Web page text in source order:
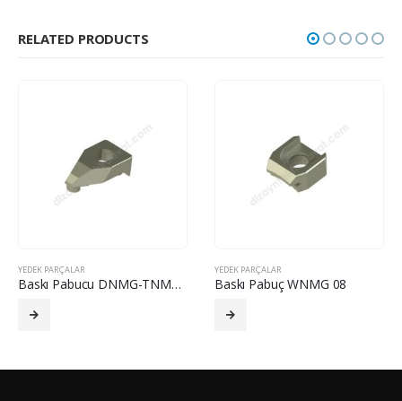
RELATED PRODUCTS
YEDEK PARÇALAR
Baskı Pabucu DNMG-TNMG-WNMG 11-16-06
YEDEK PARÇALAR
Baskı Pabuç WNMG 08